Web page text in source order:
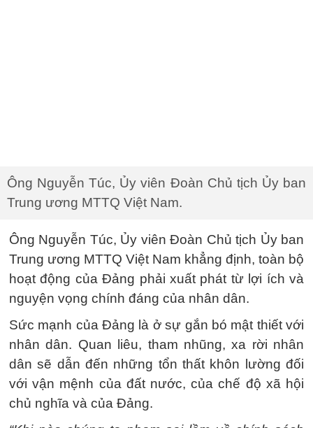
Ông Nguyễn Túc, Ủy viên Đoàn Chủ tịch Ủy ban
Trung ương MTTQ Việt Nam.
Ông Nguyễn Túc, Ủy viên Đoàn Chủ tịch Ủy ban
Trung ương MTTQ Việt Nam khẳng định, toàn bộ
hoạt động của Đảng phải xuất phát từ lợi ích và
nguyện vọng chính đáng của nhân dân.
Sức mạnh của Đảng là ở sự gắn bó mật thiết với
nhân dân. Quan liêu, tham nhũng, xa rời nhân
dân sẽ dẫn đến những tổn thất khôn lường đối
với vận mệnh của đất nước, của chế độ xã hội
chủ nghĩa và của Đảng.